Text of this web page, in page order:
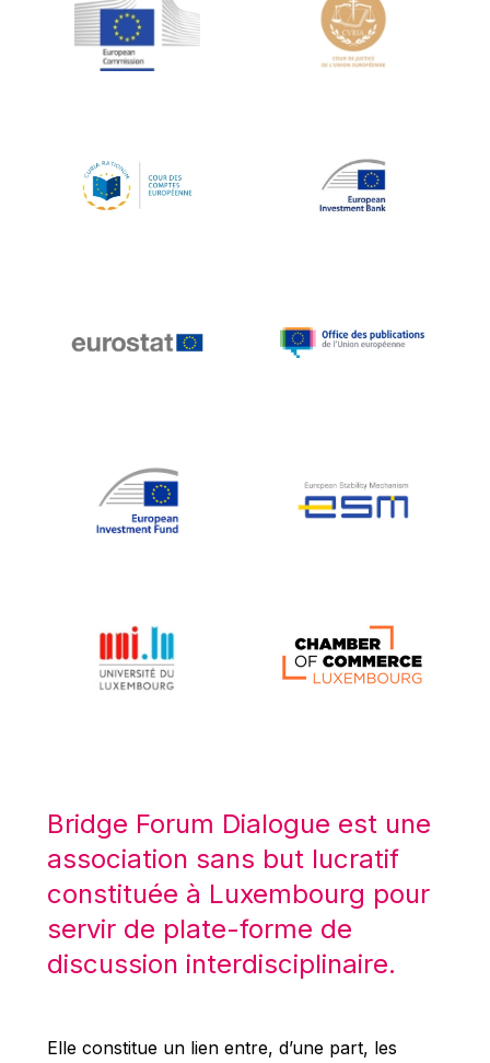
Jean-Louis Schiltz
Jean-Victor Louis
Johnny Åkerholm
Katharien L.C. Hunt
Klaus-Heiner Lehne
Koen LENAERTS
Lars Heikensten
Lucas Papademos
Máire Geoghegan-Quinn
Mario Centeno
Mario Monti
Maroš ŠEFČOVIČ
Martin Bailey
Martine Reicherts
Bridge Forum Dialogue est une
association sans but lucratif
constituée à Luxembourg pour
servir de plate-forme de
discussion interdisciplinaire.
Elle constitue un lien entre, d’une part, les